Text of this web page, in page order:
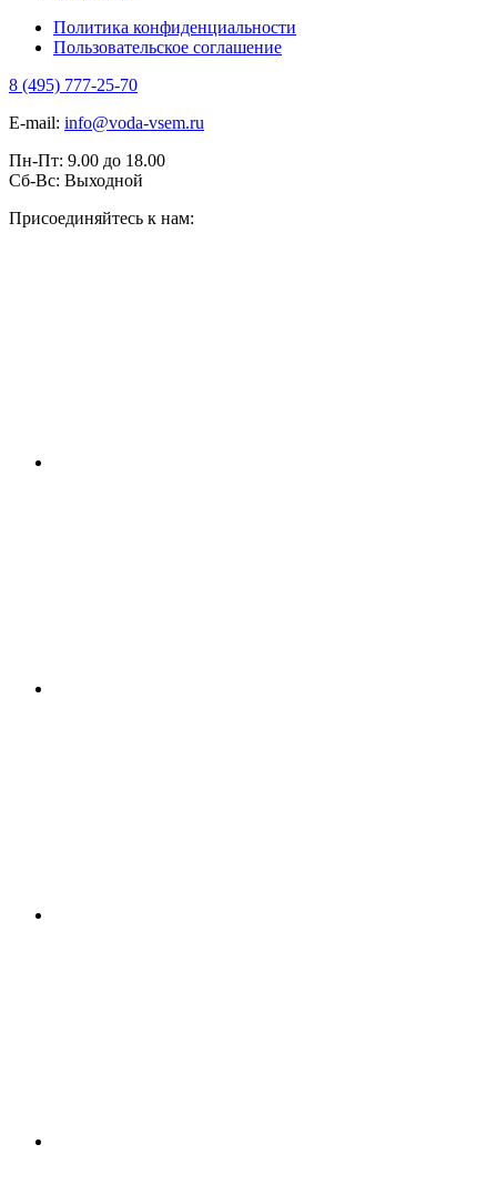
Политика конфиденциальности
Пользовательское соглашение
8 (495) 777-25-70
E-mail: info@voda-vsem.ru
Пн-Пт: 9.00 до 18.00
Сб-Вс: Выходной
Присоединяйтесь к нам: